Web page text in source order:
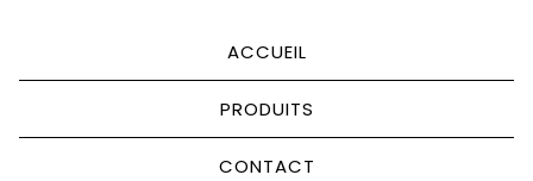
ACCUEIL
PRODUITS
CONTACT